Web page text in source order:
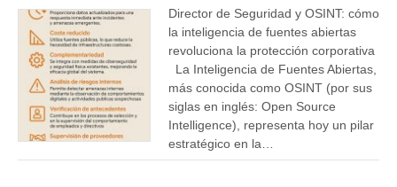
Director de Seguridad y OSINT: cómo
la inteligencia de fuentes abiertas
revoluciona la protección corporativa
La Inteligencia de Fuentes Abiertas,
más conocida como OSINT (por sus
siglas en inglés: Open Source
Intelligence), representa hoy un pilar
estratégico en la…